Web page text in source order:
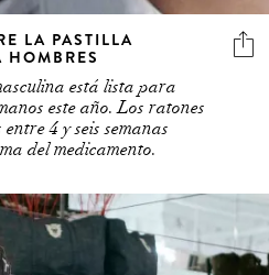
LA PASTILLA
HOMBRES
está lista para
este año. Los ratones
4 y seis semanas
del medicamento.